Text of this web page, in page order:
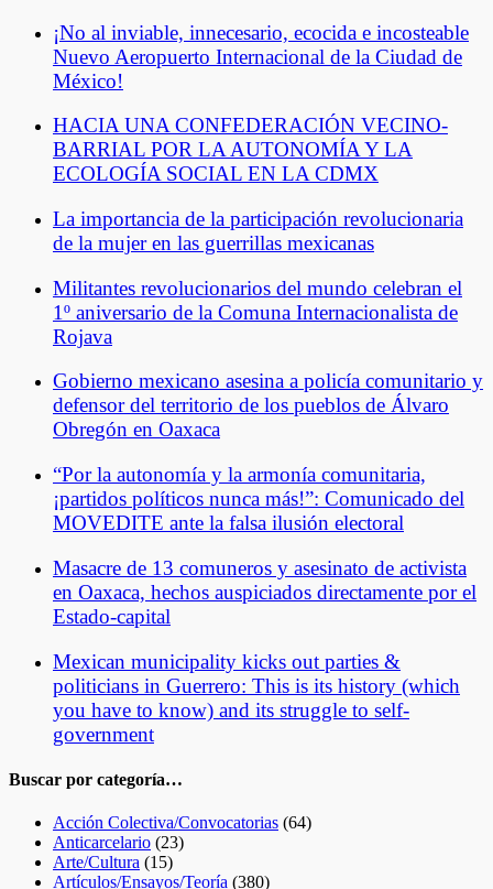
¡No al inviable, innecesario, ecocida e incosteable
Nuevo Aeropuerto Internacional de la Ciudad de
México!
HACIA UNA CONFEDERACIÓN VECINO-
BARRIAL POR LA AUTONOMÍA Y LA
ECOLOGÍA SOCIAL EN LA CDMX
La importancia de la participación revolucionaria
de la mujer en las guerrillas mexicanas
Militantes revolucionarios del mundo celebran el
1º aniversario de la Comuna Internacionalista de
Rojava
Gobierno mexicano asesina a policía comunitario y
defensor del territorio de los pueblos de Álvaro
Obregón en Oaxaca
“Por la autonomía y la armonía comunitaria,
¡partidos políticos nunca más!”: Comunicado del
MOVEDITE ante la falsa ilusión electoral
Masacre de 13 comuneros y asesinato de activista
en Oaxaca, hechos auspiciados directamente por el
Estado-capital
Mexican municipality kicks out parties &
politicians in Guerrero: This is its history (which
you have to know) and its struggle to self-
government
Buscar por categoría…
Acción Colectiva/Convocatorias (64)
Anticarcelario (23)
Arte/Cultura (15)
Artículos/Ensayos/Teoría (380)